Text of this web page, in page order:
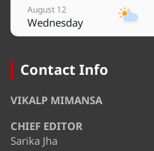
August 12
Wednesday
Thursday
Friday
August 15
Saturday
Contact Info
VIKALP MIMANSA
CHIEF EDITOR
Sarika Jha